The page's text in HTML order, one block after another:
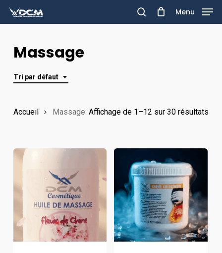
Skip
to
content
search
Menu
Massage
Tri par défaut
Affichage de 1–12 sur 30 résultats
Accueil Massage